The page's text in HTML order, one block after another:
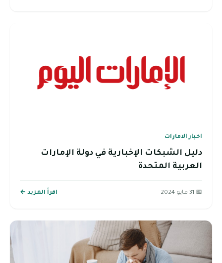
اخبار الامارات
دليل الشبكات الإخبارية في دولة الإمارات
العربية المتحدة
📅 31 مايو 2024 اقرأ المزيد ←